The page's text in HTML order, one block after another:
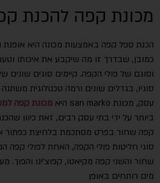
מכונת קפה להכנת
הכנת ספל קפה באמצעות מכונה היא
כמובן, שבדרך זו מה שיקבע את איכותו
וסוגם של פולי הקפה. קיימים סוגים שונים
סוגיו, בגדלים שונים ורמה טכנולוגית
עסק, מכונת san marko היא
מכונת קפה
ביותר על ידי בתי עסק רבים, זאת כיוון
קפה שחור בפרט מסתכמת בלחיצת כפתור
סוגי חליטות פולי הקפה, האחת לפולי קפה
שחור והשני קפה מקיאטו, קפוצ’ינו והפוך.
מים רותחים באופן